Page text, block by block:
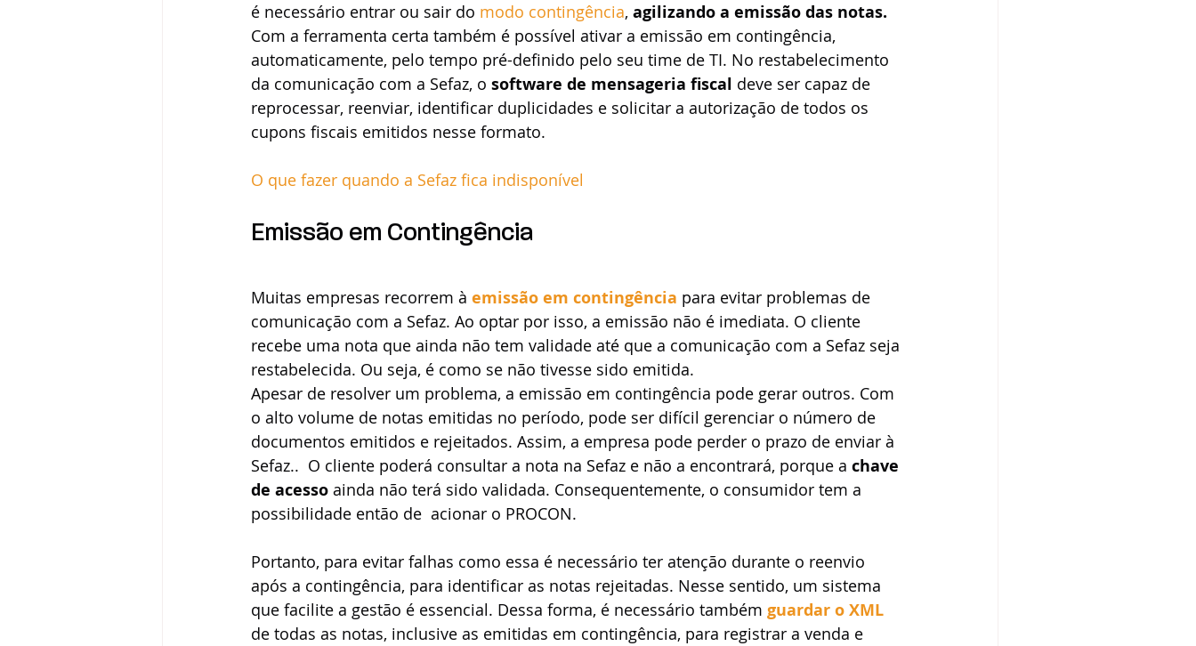
é necessário entrar ou sair do modo contingência, agilizando a emissão das notas.
Com a ferramenta certa também é possível ativar a emissão em contingência,
automaticamente, pelo tempo pré-definido pelo seu time de TI. No restabelecimento
da comunicação com a Sefaz, o software de mensageria fiscal deve ser capaz de
reprocessar, reenviar, identificar duplicidades e solicitar a autorização de todos os
cupons fiscais emitidos nesse formato.
O que fazer quando a Sefaz fica indisponível
Emissão em Contingência
Muitas empresas recorrem à emissão em contingência para evitar problemas de
comunicação com a Sefaz. Ao optar por isso, a emissão não é imediata. O cliente
recebe uma nota que ainda não tem validade até que a comunicação com a Sefaz seja
restabelecida. Ou seja, é como se não tivesse sido emitida.
Apesar de resolver um problema, a emissão em contingência pode gerar outros. Com
o alto volume de notas emitidas no período, pode ser difícil gerenciar o número de
documentos emitidos e rejeitados. Assim, a empresa pode perder o prazo de enviar à
Sefaz..  O cliente poderá consultar a nota na Sefaz e não a encontrará, porque a chave
de acesso ainda não terá sido validada. Consequentemente, o consumidor tem a
possibilidade então de  acionar o PROCON.
Portanto, para evitar falhas como essa é necessário ter atenção durante o reenvio
após a contingência, para identificar as notas rejeitadas. Nesse sentido, um sistema
que facilite a gestão é essencial. Dessa forma, é necessário também guardar o XML
de todas as notas, inclusive as emitidas em contingência, para registrar a venda e